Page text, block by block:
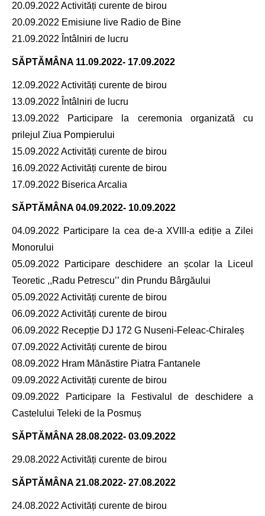
20.09.2022 Activități curente de birou
20.09.2022 Emisiune live Radio de Bine
21.09.2022 Întâlniri de lucru
SĂPTĂMÂNA 11.09.2022- 17.09.2022
12.09.2022 Activități curente de birou
13.09.2022 Întâlniri de lucru
13.09.2022 Participare la ceremonia organizată cu
prilejul Ziua Pompierului
15.09.2022 Activități curente de birou
16.09.2022 Activități curente de birou
17.09.2022 Biserica Arcalia
SĂPTĂMÂNA 04.09.2022- 10.09.2022
04.09.2022 Participare la cea de-a XVIII-a ediție a Zilei
Monorului
05.09.2022 Participare deschidere an școlar la Liceul
Teoretic ,,Radu Petrescu’’ din Prundu Bârgăului
05.09.2022 Activități curente de birou
06.09.2022 Activități curente de birou
06.09.2022 Recepție DJ 172 G Nuseni-Feleac-Chiraleș
07.09.2022 Activități curente de birou
08.09.2022 Hram Mănăstire Piatra Fantanele
09.09.2022 Activități curente de birou
09.09.2022 Participare la Festivalul de deschidere a
Castelului Teleki de la Posmuș
SĂPTĂMÂNA 28.08.2022- 03.09.2022
29.08.2022 Activități curente de birou
SĂPTĂMÂNA 21.08.2022- 27.08.2022
24.08.2022 Activități curente de birou